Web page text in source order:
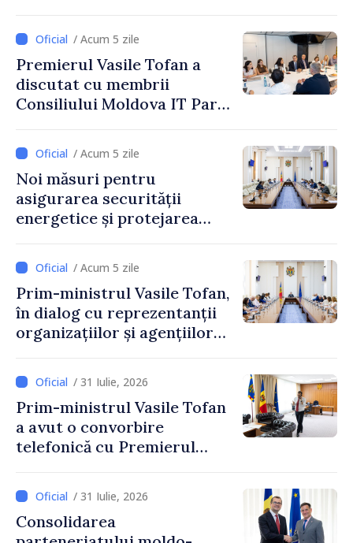
/ Acum 5 zile
Premierul Vasile Tofan a
discutat cu membrii
Consiliului Moldova IT Park:
industriei IT”
/ Acum 5 zile
Noi măsuri pentru
asigurarea securității
energetice și protejarea
de CNMC
/ Acum 5 zile
Prim-ministrul Vasile Tofan,
în dialog cu reprezentanții
organizațiilor și agențiilor
Moldova
/ 31 Iulie, 2026
Prim-ministrul Vasile Tofan
a avut o convorbire
telefonică cu Premierul
/ 31 Iulie, 2026
Consolidarea